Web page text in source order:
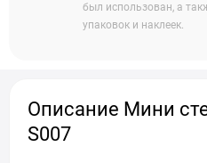
был использован, а
упаковок и наклеек.
Описание Мини
S007